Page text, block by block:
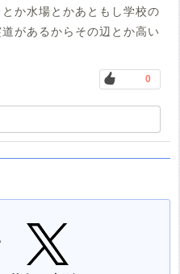
か水場とかあともし学校の
があるからその辺とか高い
0